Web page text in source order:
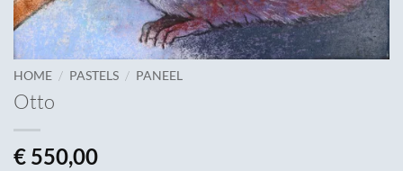
HOME / PASTELS / PANEEL
Otto
€ 550,00